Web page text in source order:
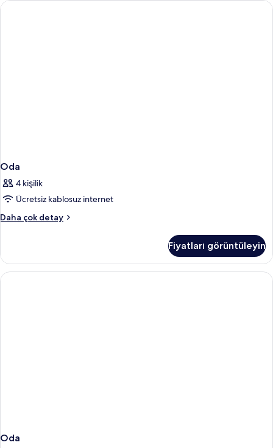
Oda
4 kişilik
Ücretsiz kablosuz internet
Daha çok detay
Oda
detay
Fiyatları görüntüleyin
Oda